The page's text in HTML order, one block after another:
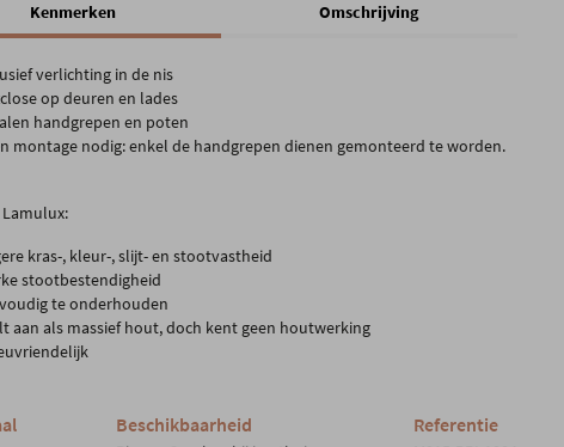
Kenmerken Omschrijving
verlichting in de nis
op deuren en lades
handgrepen en poten
montage nodig: enkel de handgrepen dienen gemonteerd te worden.
kras-, kleur-, slijt- en stootvastheid
stootbestendigheid
te onderhouden
aan als massief hout, doch kent geen houtwerking
Beschikbaarheid Referentie